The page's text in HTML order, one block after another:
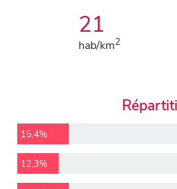
21
hab/km2
15,4%
12,3%